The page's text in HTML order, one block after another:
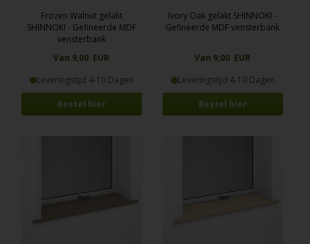
Frozen Walnut gelakt
SHINNOKI - Gefineerde MDF
vensterbank
Van 9,00 EUR
Leveringstijd 4-10 Dagen
Bestel hier
Ivory Oak gelakt SHINNOKI -
Gefineerde MDF vensterbank
Van 9,00 EUR
Leveringstijd 4-10 Dagen
Bestel hier